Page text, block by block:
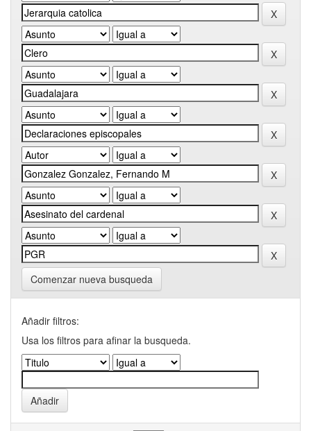
Comenzar nueva busqueda
Añadir filtros:
Usa los filtros para afinar la busqueda.